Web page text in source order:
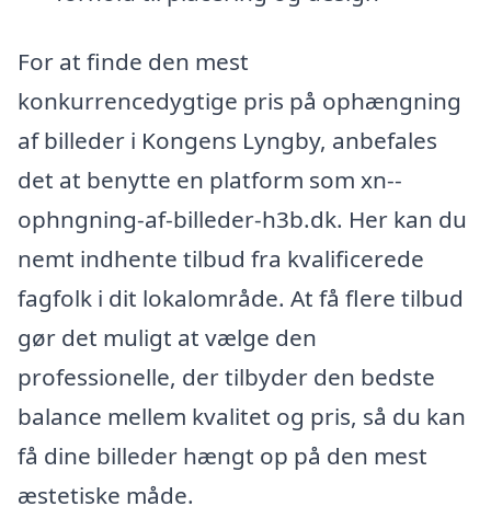
For at finde den mest
konkurrencedygtige pris på ophængning
af billeder i Kongens Lyngby, anbefales
det at benytte en platform som xn--
ophngning-af-billeder-h3b.dk. Her kan du
nemt indhente tilbud fra kvalificerede
fagfolk i dit lokalområde. At få flere tilbud
gør det muligt at vælge den
professionelle, der tilbyder den bedste
balance mellem kvalitet og pris, så du kan
få dine billeder hængt op på den mest
æstetiske måde.